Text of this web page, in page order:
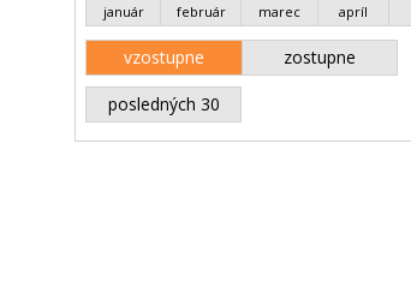
január február marec apríl
vzostupne zostupne
posledných 30